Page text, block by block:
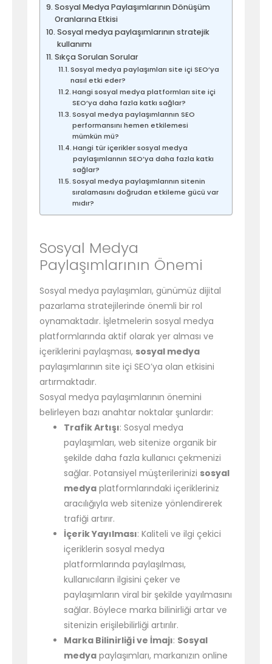
Sosyal Medya Paylaşımlarının Dönüşüm
Oranlarına Etkisi
Sosyal medya paylaşımlarının stratejik
kullanımı
Sıkça Sorulan Sorular
Sosyal medya paylaşımları site içi SEO’ya
nasıl etki eder?
Hangi sosyal medya platformları site içi
SEO’ya daha fazla katkı sağlar?
Sosyal medya paylaşımlarının SEO
performansını hemen etkilemesi
mümkün mü?
Hangi tür içerikler sosyal medya
paylaşımlarının SEO’ya daha fazla katkı
sağlar?
Sosyal medya paylaşımlarının sitenin
sıralamasını doğrudan etkileme gücü var
mıdır?
Sosyal Medya
Paylaşımlarının Önemi
Sosyal medya paylaşımları, günümüz dijital
pazarlama stratejilerinde önemli bir rol
oynamaktadır. İşletmelerin sosyal medya
platformlarında aktif olarak yer alması ve
içeriklerini paylaşması, sosyal medya
paylaşımlarının site içi SEO’ya olan etkisini
artırmaktadır.
Sosyal medya paylaşımlarının önemini
belirleyen bazı anahtar noktalar şunlardır:
Trafik Artışı: Sosyal medya
paylaşımları, web sitenize organik bir
şekilde daha fazla kullanıcı çekmenizi
sağlar. Potansiyel müşterilerinizi sosyal
medya platformlarındaki içerikleriniz
aracılığıyla web sitenize yönlendirerek
trafiği artırır.
İçerik Yayılması: Kaliteli ve ilgi çekici
içeriklerin sosyal medya
platformlarında paylaşılması,
kullanıcıların ilgisini çeker ve
paylaşımların viral bir şekilde yayılmasını
sağlar. Böylece marka bilinirliği artar ve
sitenizin erişilebilirliği artırılır.
Marka Bilinirliği ve İmajı: Sosyal
medya paylaşımları, markanızın online